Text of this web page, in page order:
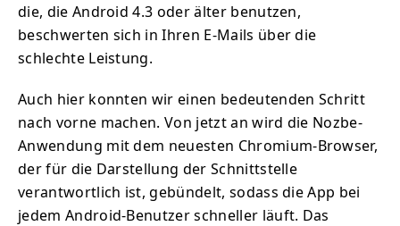
die, die Android 4.3 oder älter benutzen,
beschwerten sich in Ihren E-Mails über die
schlechte Leistung.
Auch hier konnten wir einen bedeutenden Schritt
nach vorne machen. Von jetzt an wird die Nozbe-
Anwendung mit dem neuesten Chromium-Browser,
der für die Darstellung der Schnittstelle
verantwortlich ist, gebündelt, sodass die App bei
jedem Android-Benutzer schneller läuft. Das